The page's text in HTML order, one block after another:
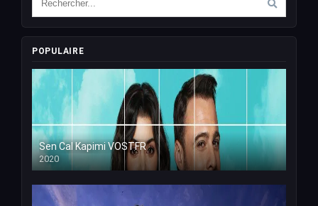
POPULAIRE
Sen Cal Kapimi VOSTFR
2020